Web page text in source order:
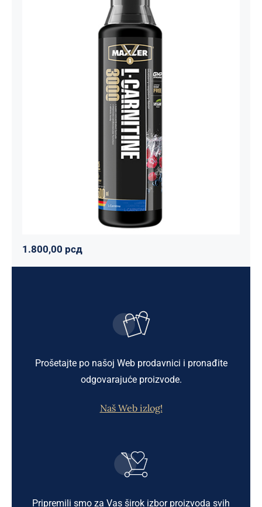
Carnitine Liquid Comfortable Shape
3000 – 500 ml
Mršavko Svi proizvodi
1.800,00рсд
1.800,00 рсд
Prošetajte po našoj Web prodavnici i pronađite
odgovarajuće proizvode.
Naš Web izlog!
Pripremili smo za Vas širok izbor proizvoda svih